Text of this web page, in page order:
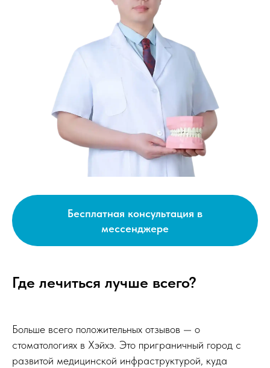
Бесплатная консультация в
мессенджере
Где лечиться лучше всего?
Больше всего положительных отзывов — о
стоматологиях в Хэйхэ. Это приграничный город с
развитой медицинской инфраструктурой, куда